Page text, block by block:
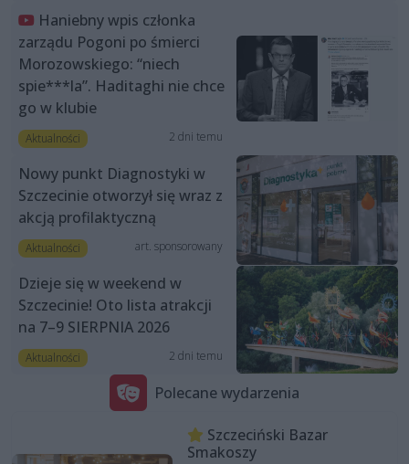
Haniebny wpis członka
zarządu Pogoni po śmierci
Morozowskiego: “niech
spie***la”. Haditaghi nie chce
go w klubie
Aktualności 2 dni temu
Nowy punkt Diagnostyki w
Szczecinie otworzył się wraz z
akcją profilaktyczną
Aktualności art. sponsorowany
Dzieje się w weekend w
Szczecinie! Oto lista atrakcji
na 7–9 SIERPNIA 2026
Aktualności 2 dni temu
Polecane wydarzenia
Szczeciński Bazar
Smakoszy